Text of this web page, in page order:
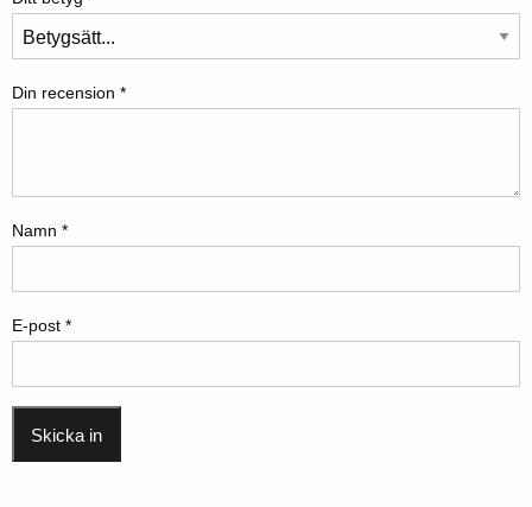
Din recension *
Namn *
E-post *